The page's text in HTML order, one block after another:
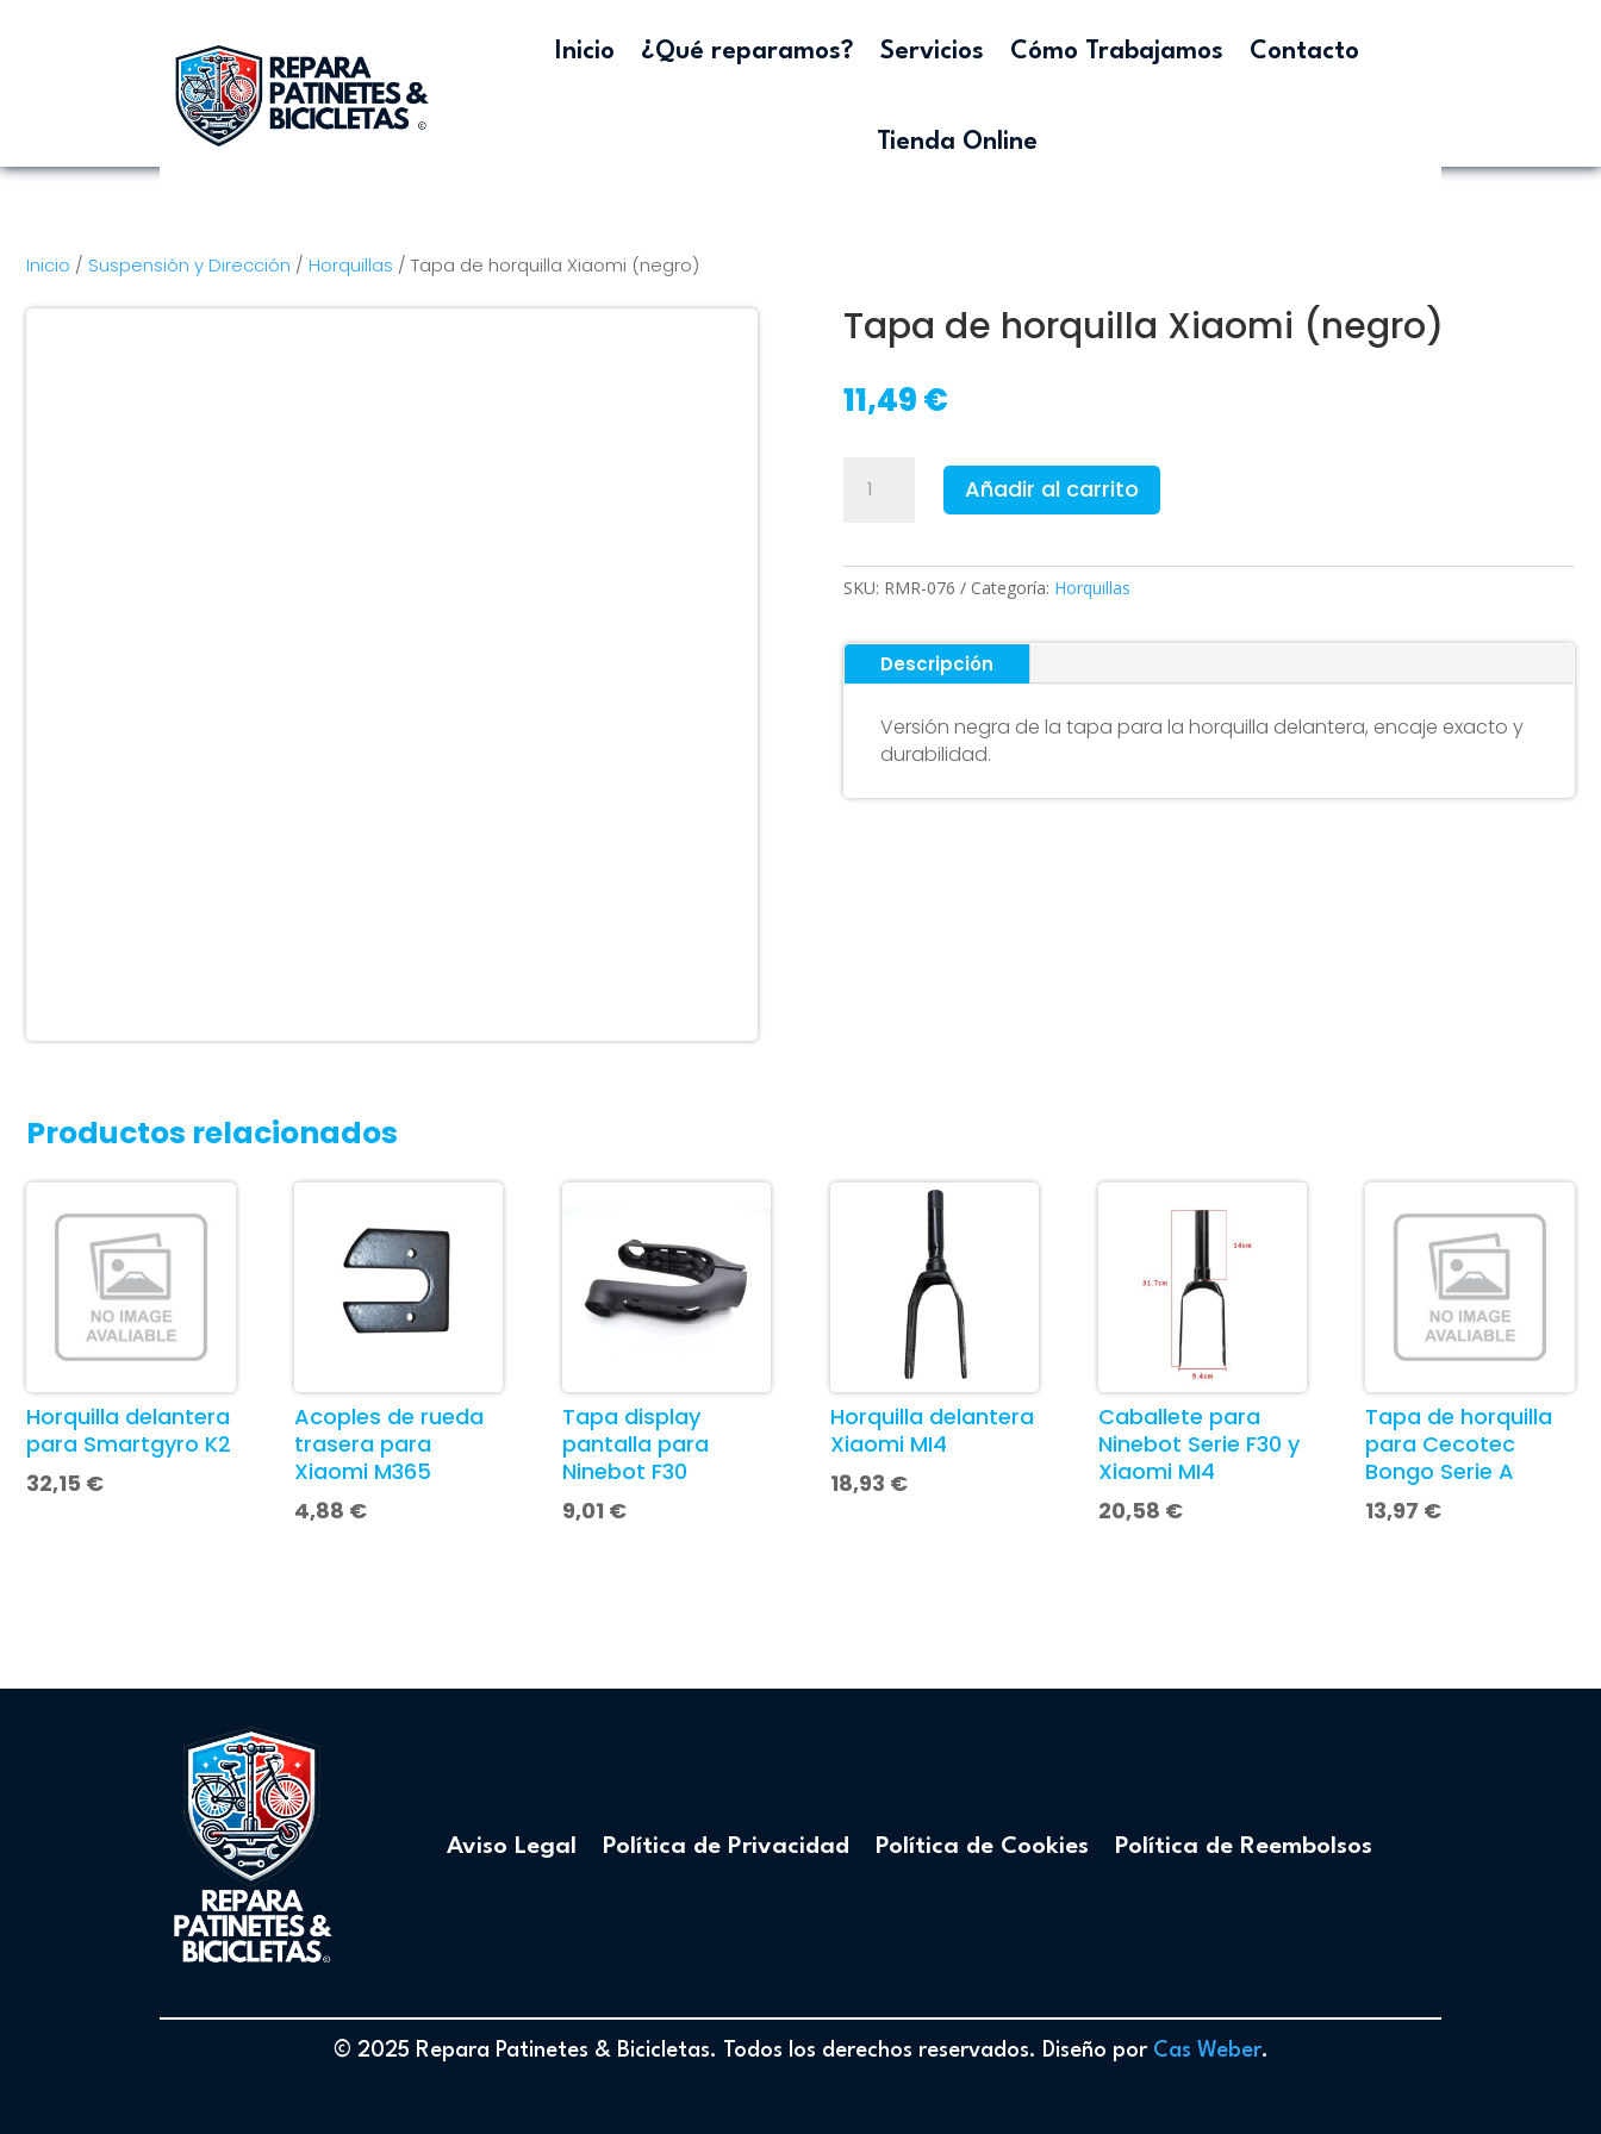
Inicio ¿Qué reparamos? Servicios Cómo Trabajamos Contacto
Tienda Online
Inicio / Suspensión y Dirección / Horquillas / Tapa de horquilla Xiaomi (negro)
Tapa de horquilla Xiaomi (negro)
11,49€
(negro)
Añadir al carrito
SKU: RMR-076 Categoría: Horquillas
Descripción
Versión negra de la tapa para la horquilla delantera, encaje exacto y
durabilidad.
Productos relacionados
Horquilla delantera
para Smartgyro K2
32,15 €
Acoples de rueda
trasera para
Xiaomi M365
4,88 €
Tapa display
pantalla para
Ninebot F30
9,01 €
Horquilla delantera
Xiaomi MI4
18,93 €
Caballete para
Ninebot Serie F30 y
Xiaomi MI4
20,58 €
Tapa de horquilla
para Cecotec
Bongo Serie A
13,97 €
Aviso Legal Política de Privacidad Política de Cookies Política de Reembolsos
© 2025 Repara Patinetes & Bicicletas. Todos los derechos reservados. Diseño por Cas Weber.